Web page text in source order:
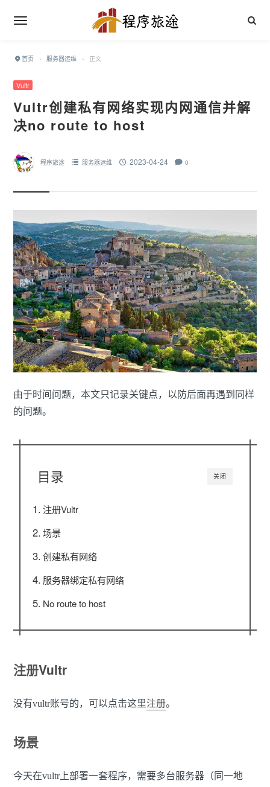
首页 › 服务器运维 › 正文
Vultr
Vultr创建私有网络实现内网通信并解
决no route to host
程序旅途 服务器运维 2023-04-24 0
由于时间问题，本文只记录关键点，以防后面再遇到同样
的问题。
关闭
目录
注册Vultr
场景
创建私有网络
服务器绑定私有网络
No route to host
注册Vultr
没有vultr账号的，可以点击这里注册。
场景
今天在vultr上部署一套程序，需要多台服务器（同一地